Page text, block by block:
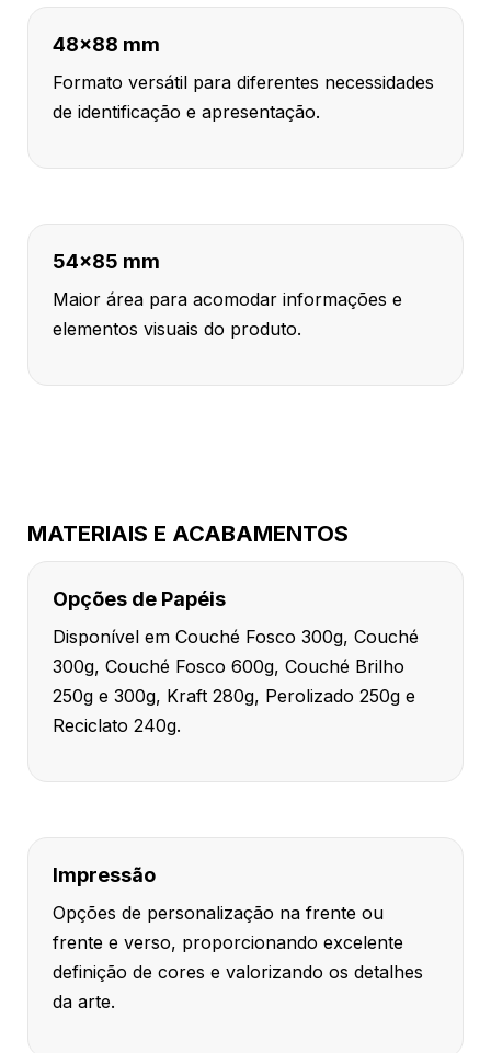
48x88 mm
Formato versátil para diferentes necessidades
de identificação e apresentação.
54x85 mm
Maior área para acomodar informações e
elementos visuais do produto.
MATERIAIS E ACABAMENTOS
Opções de Papéis
Disponível em Couché Fosco 300g, Couché
300g, Couché Fosco 600g, Couché Brilho
250g e 300g, Kraft 280g, Perolizado 250g e
Reciclato 240g.
Impressão
Opções de personalização na frente ou
frente e verso, proporcionando excelente
definição de cores e valorizando os detalhes
da arte.